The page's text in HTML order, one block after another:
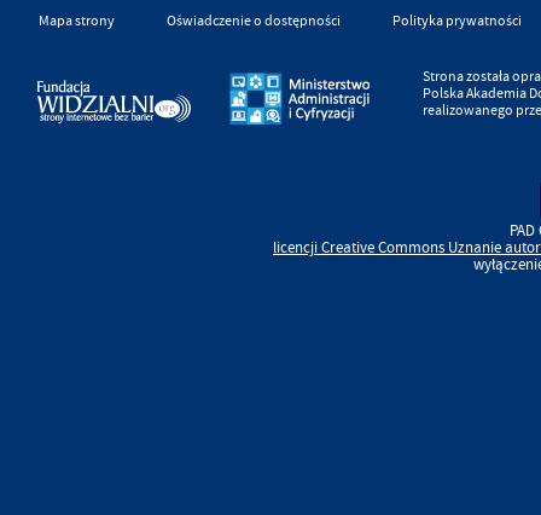
Mapa strony Oświadczenie o dostępności Polityka prywatności
Strona została
Polska Akademia
realizowanego
licencjiCreative Commons Uznanie